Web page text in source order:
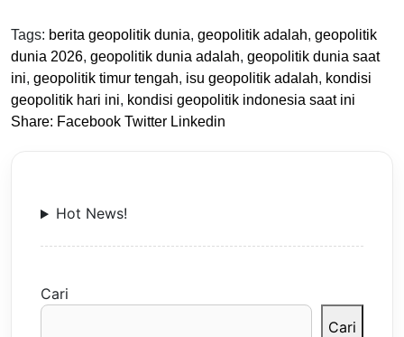
Tags: berita geopolitik dunia, geopolitik adalah, geopolitik
dunia 2026, geopolitik dunia adalah, geopolitik dunia saat
ini, geopolitik timur tengah, isu geopolitik adalah, kondisi
geopolitik hari ini, kondisi geopolitik indonesia saat ini
Share: Facebook Twitter Linkedin
Hot News!
Cari
Cari